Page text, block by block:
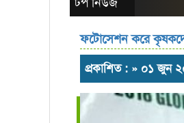
ফটোসেশন করে
প্রকাশিত : » ০১ জুন